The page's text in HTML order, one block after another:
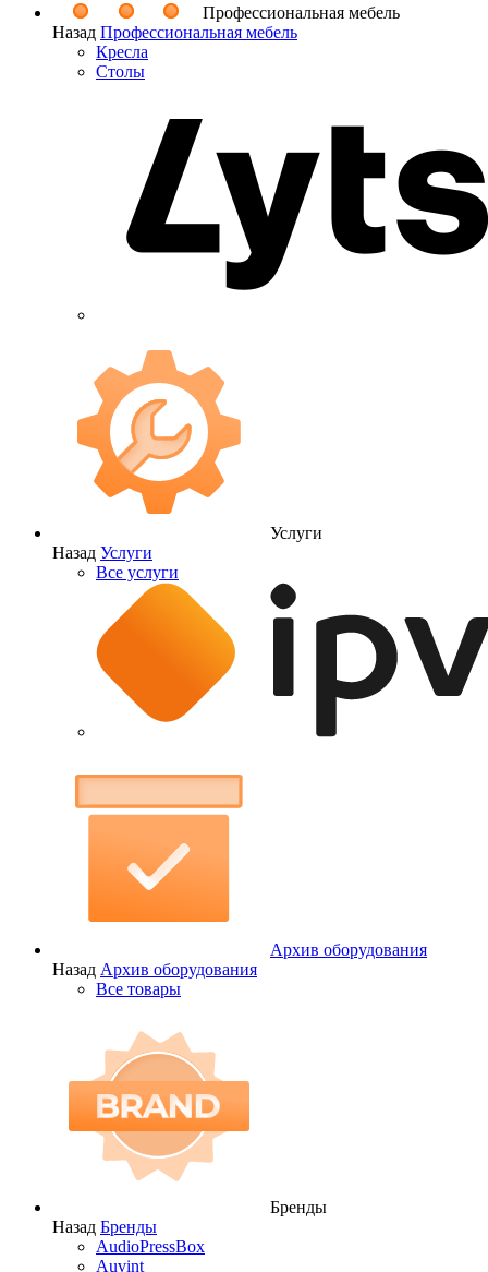
Профессиональная мебель
Назад Профессиональная мебель
Кресла
Столы
Услуги
Назад Услуги
Все услуги
Архив оборудования
Назад Архив оборудования
Все товары
Бренды
Назад Бренды
AudioPressBox
Auvint